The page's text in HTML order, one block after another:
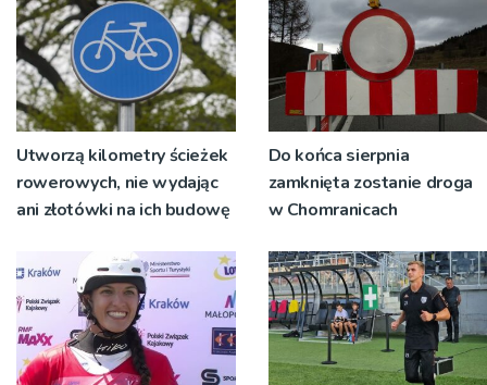
Utworzą kilometry ścieżek
rowerowych, nie wydając
ani złotówki na ich budowę
Do końca sierpnia
zamknięta zostanie droga
w Chomranicach